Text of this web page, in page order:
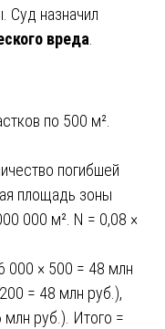
Суд назначил
вреда
по 500 м².
погибшей
площадь зоны
000 м². N = 0,08 ×
000 × 500 = 48 млн
= 48 млн руб.),
млн руб.). Итого =